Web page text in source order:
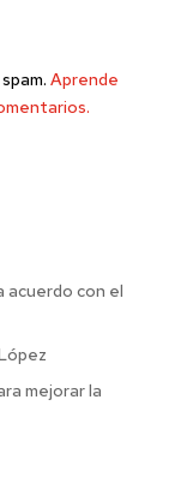
Aprende
acuerdo con el
mejorar la